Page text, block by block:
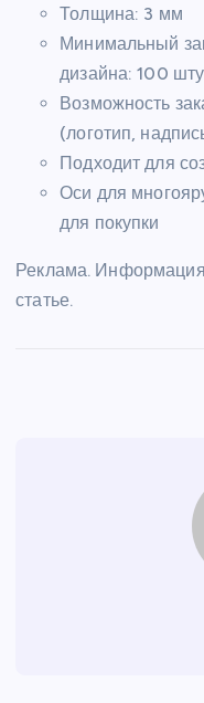
Толщина: 3 мм
Минимальный
дизайна: 100
Возможность
(логотип,
Подходит для
Оси для
для покупки
Реклама.
статье.